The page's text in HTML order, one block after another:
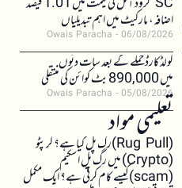
اضافہ، مارکیٹ میں اہم تبدیلیاں
Owais Paracha 06/08/2026
کولڈکارڈ حملے کے بعد سات دنوں
میں 890,000 بٹ کوائن کی منتقلی
Owais Paracha 05/08/2026
تعلیمی مواد(Rug Pull)رگ پل کیا ہے؟ کرپٹو
(Crypto) میں رگ پل اسکیم
(scam)کیسے کام کرتی ہے؟ ایک مکمل